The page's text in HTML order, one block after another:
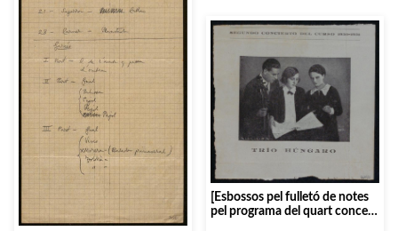
[Esbossos pel fulletó de notes
pel programa del quart concert